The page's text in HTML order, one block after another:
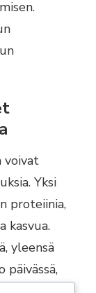
voivat
Yksi
proteiinia,
kasvua.
yleensä
päivässä,